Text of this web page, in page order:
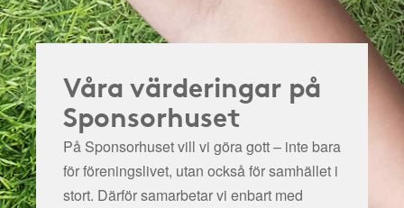
Våra värderingar på
Sponsorhuset
På Sponsorhuset vill vi göra gott – inte bara
för föreningslivet, utan också för samhället i
stort. Därför samarbetar vi enbart med